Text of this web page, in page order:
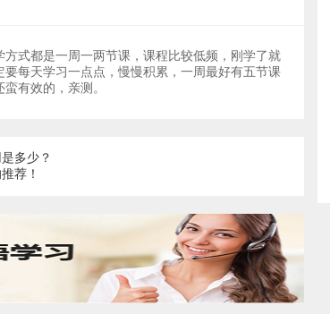
式都是一周一两节课，课程比较低频，刚学了就
每天学习一点点，慢慢积累，一周最好有五节课
有效的，亲测。
多少？
荐！